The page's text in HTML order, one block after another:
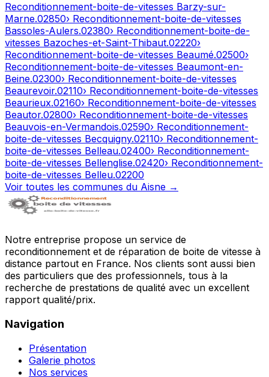
Reconditionnement-boite-de-vitesses Barzy-sur-
Marne.02850› Reconditionnement-boite-de-vitesses
Bassoles-Aulers.02380› Reconditionnement-boite-de-
vitesses Bazoches-et-Saint-Thibaut.02220›
Reconditionnement-boite-de-vitesses Beaumé.02500›
Reconditionnement-boite-de-vitesses Beaumont-en-
Beine.02300› Reconditionnement-boite-de-vitesses
Beaurevoir.02110› Reconditionnement-boite-de-vitesses
Beaurieux.02160› Reconditionnement-boite-de-vitesses
Beautor.02800› Reconditionnement-boite-de-vitesses
Beauvois-en-Vermandois.02590› Reconditionnement-
boite-de-vitesses Becquigny.02110› Reconditionnement-
boite-de-vitesses Belleau.02400› Reconditionnement-
boite-de-vitesses Bellenglise.02420› Reconditionnement-
boite-de-vitesses Belleu.02200
Voir toutes les communes du Aisne →
Notre entreprise propose un service de
reconditionnement et de réparation de boite de vitesse à
distance partout en France. Nos clients sont aussi bien
des particuliers que des professionnels, tous à la
recherche de prestations de qualité avec un excellent
rapport qualité/prix.
Navigation
Présentation
Galerie photos
Nos services